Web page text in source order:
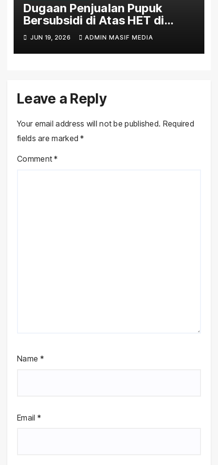
Dugaan Penjualan Pupuk
Bersubsidi di Atas HET di
Sejumlah Daerah Bengkulu
JUN 19, 2026 ADMIN MASIF MEDIA
Leave a Reply
Your email address will not be published. Required
fields are marked*
Comment*
Name *
Email *